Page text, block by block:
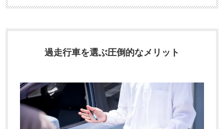
過走行車を選ぶ圧倒的なメリット